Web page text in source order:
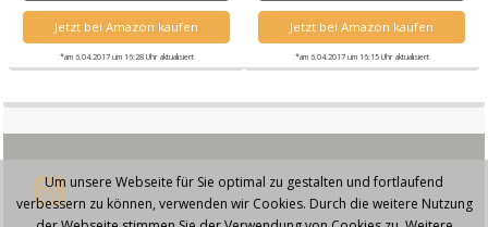
Jetzt bei Amazon kaufen
*am 6.04.2017 um 16:28 Uhr aktualisiert
Jetzt bei Amazon kaufen
*am 6.04.2017 um 16:15 Uhr aktualisiert
Um unsere Webseite für Sie optimal zu gestalten und fortlaufend
verbessern zu können, verwenden wir Cookies. Durch die weitere Nutzung